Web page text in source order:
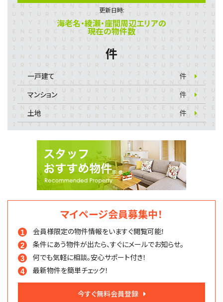
更新日時:
海老名・綾瀬・座間周辺エリアの
現在の物件数
件
一戸建て
件
マンション
件
土地
件
マイページ会員募集中！
会員様限定の物件情報をいますぐ閲覧可能！
条件にあう物件が出たら、すぐにメールでお知らせ。
何でも気軽に相談。安心サポート付き！
最新物件を簡単チェック！
今すぐ無料会員登録